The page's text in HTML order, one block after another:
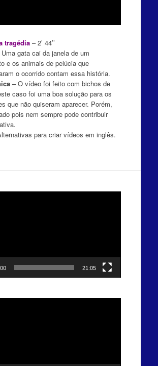
tragédia– 2’ 44’’
gata cai da janela de um
e os animais de pelúcia que
o ocorrido contam essa história.
– O vídeo foi feito com bichos de
caso foi uma boa solução para os
que não quiseram aparecer. Porém,
pois nem sempre pode contribuir
para criar vídeos em inglês.
21:05